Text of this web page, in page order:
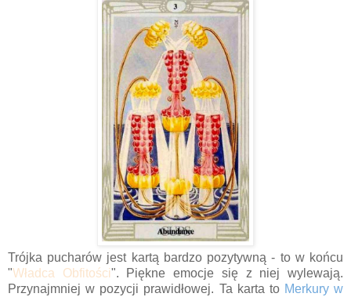
Trójka pucharów jest kartą bardzo pozytywną - to w końcu
"Władca Obfitości". Piękne emocje się z niej wylewają.
Przynajmniej w pozycji prawidłowej. Ta karta to Merkury w